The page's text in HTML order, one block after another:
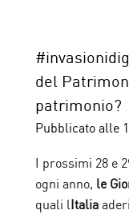
del
patrimonio?
Pubblicato alle
I prossimi 28 e
ogni anno, le
quali lItalia